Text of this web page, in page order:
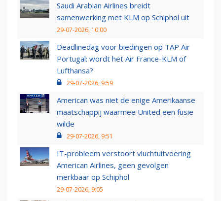
Saudi Arabian Airlines breidt
samenwerking met KLM op Schiphol uit
29-07-2026, 10:00
Deadlinedag voor biedingen op TAP Air
Portugal: wordt het Air France-KLM of
Lufthansa?
29-07-2026, 9:59
American was niet de enige Amerikaanse
maatschappij waarmee United een fusie
wilde
29-07-2026, 9:51
IT-probleem verstoort vluchtuitvoering
American Airlines, geen gevolgen
merkbaar op Schiphol
29-07-2026, 9:05